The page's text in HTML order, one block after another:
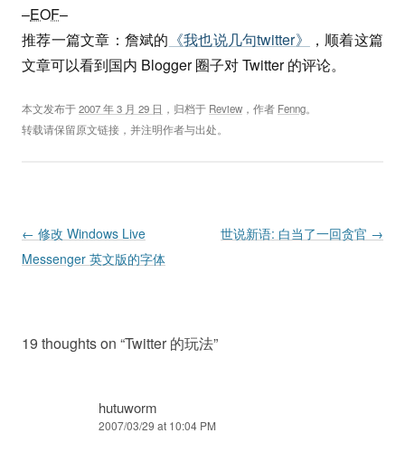
–EOF–
推荐一篇文章：詹斌的 《我也说几句twitter》
，顺着这篇
文章可以看到国内 Blogger 圈子对 Twitter 的评论。
本文发布于2007 年 3 月 29 日 ，归档于 Review ，作者 Fenng。
转载请保留原文链接，并注明作者与出处。
Post navigation
← 修改 Windows Live
Messenger 英文版的字体
世说新语: 白当了一回贪官 →
19 thoughts on “Twitter 的玩法”
hutuworm
2007/03/29 at 10:04 PM